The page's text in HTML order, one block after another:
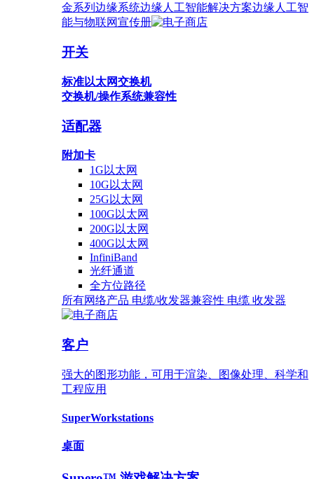
金系列边缘系统边缘人工智能解决方案边缘人工智
能与物联网宣传册
开关
标准以太网交换机
交换机/操作系统兼容性
适配器
附加卡
1G以太网
10G以太网
25G以太网
100G以太网
200G以太网
400G以太网
InfiniBand
光纤通道
全方位路径
所有网络产品 电缆/收发器兼容性 电缆 收发器
客户
强大的图形功能，可用于渲染、图像处理、科学和
工程应用
SuperWorkstations
桌面